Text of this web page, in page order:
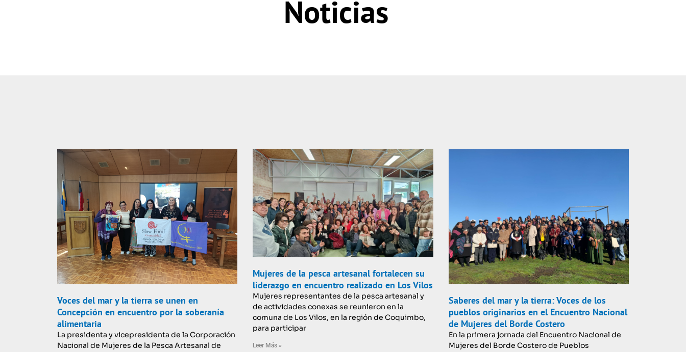
Noticias
Voces del mar y la tierra se unen en
Concepción en encuentro por la soberanía
alimentaria
La presidenta y vicepresidenta de la Corporación
Nacional de Mujeres de la Pesca Artesanal de
Mujeres de la pesca artesanal fortalecen su
liderazgo en encuentro realizado en Los Vilos
Mujeres representantes de la pesca artesanal y
de actividades conexas se reunieron en la
comuna de Los Vilos, en la región de Coquimbo,
para participar
Leer Más »
Saberes del mar y la tierra: Voces de los
pueblos originarios en el Encuentro Nacional
de Mujeres del Borde Costero
En la primera jornada del Encuentro Nacional de
Mujeres del Borde Costero de Pueblos